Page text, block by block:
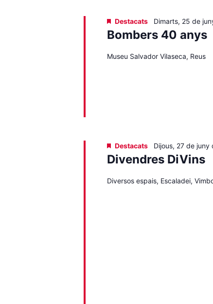
Bombers 40 anys
Destacats Dimarts, 25 de
Museu Salvador Vilaseca, Reus
Divendres DiVins
Destacats Dijous, 27 de juny
Diversos espais, Escaladei,